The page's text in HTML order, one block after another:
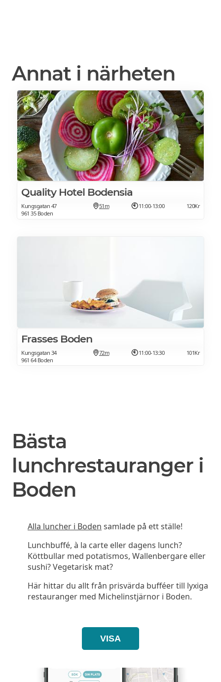
Annat i närheten
Quality Hotel Bodensia
Kungsgatan 47
961 35 Boden
51m 11:00-13:00 120Kr
Frasses Boden
Kungsgatan 34
961 64 Boden
72m 11:00-13:30 101Kr
Bästa
lunchrestauranger i
Boden
Alla luncher i Boden samlade på ett ställe!
Lunchbuffé, à la carte eller dagens lunch?
Köttbullar med potatismos, Wallenbergare eller
sushi? Vegetarisk mat?
Här hittar du allt från prisvärda bufféer till lyxiga
restauranger med Michelinstjärnor i Boden.
VISA